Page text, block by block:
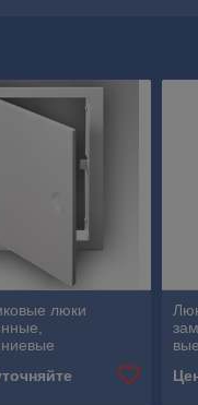
люки
люки смотровые